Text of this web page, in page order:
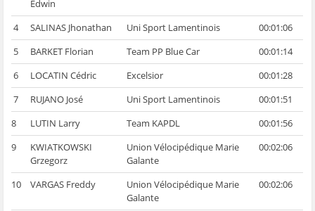
Edwin
4 SALINAS Jhonathan Uni Sport Lamentinois
00:01:06
5
BARKET Florian Team PP Blue Car
00:01:14
6
LOCATIN Cédric Excelsior
00:01:28
7
RUJANO José Uni Sport Lamentinois
00:01:51
8
LUTIN Larry Team KAPDL
00:01:56
9
KWIATKOWSKI
Grzegorz
Union Vélocipédique Marie
Galante
00:02:06
10 VARGAS Freddy
Union Vélocipédique Marie
Galante
00:02:06